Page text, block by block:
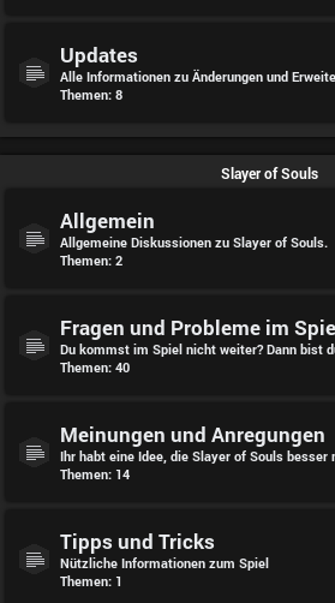
Updates
Alle Informationen zu Änderungen und
Themen: 8
Slayer of Souls
Allgemein
Allgemeine Diskussionen zu Slayer of Souls.
Themen: 2
Fragen und Probleme im
Du kommst im Spiel nicht weiter? Dann bist
Themen: 40
Meinungen und Anregungen
Ihr habt eine Idee, die Slayer of Souls besser
Themen: 14
Tipps und Tricks
Nützliche Informationen zum Spiel
Themen: 1